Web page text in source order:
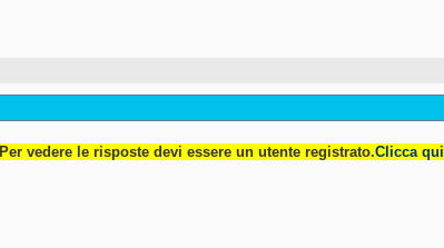
Per vedere le risposte devi essere un utente registrato.Clicca qui